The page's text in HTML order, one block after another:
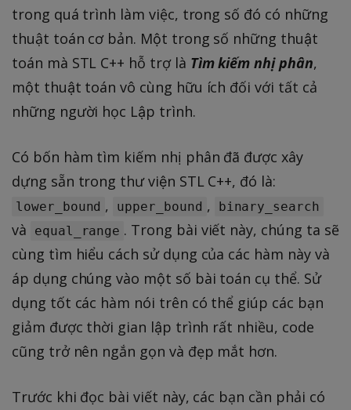
trong quá trình làm việc, trong số đó có những
thuật toán cơ bản. Một trong số những thuật
toán mà STL C++ hỗ trợ là Tìm kiếm nhị phân,
một thuật toán vô cùng hữu ích đối với tất cả
những người học Lập trình.
Có bốn hàm tìm kiếm nhị phân đã được xây
dựng sẵn trong thư viện STL C++, đó là:
lower_bound , upper_bound , binary_search
và equal_range . Trong bài viết này, chúng ta sẽ
cùng tìm hiểu cách sử dụng của các hàm này và
áp dụng chúng vào một số bài toán cụ thể. Sử
dụng tốt các hàm nói trên có thể giúp các bạn
giảm được thời gian lập trình rất nhiều, code
cũng trở nên ngắn gọn và đẹp mắt hơn.
Trước khi đọc bài viết này, các bạn cần phải có